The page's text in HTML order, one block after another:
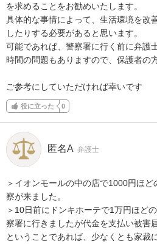
を求めることをお勧めいたします。
具体的な事情によって、生活環境を改
したりする必要があると思います。
可能であれば、警察署に行く前に弁護
時間の問題もありますので、保護者の
ご参考にしていただければ幸いです
役に立った 0
匿名A 弁護士
＞イオンモールの中の店で1000円ほ
察が来ました。
＞10日前にドンキホーテで1万円ほど
察署に行きましたが代金を支払い被害
ということであれば、少なくとも家裁